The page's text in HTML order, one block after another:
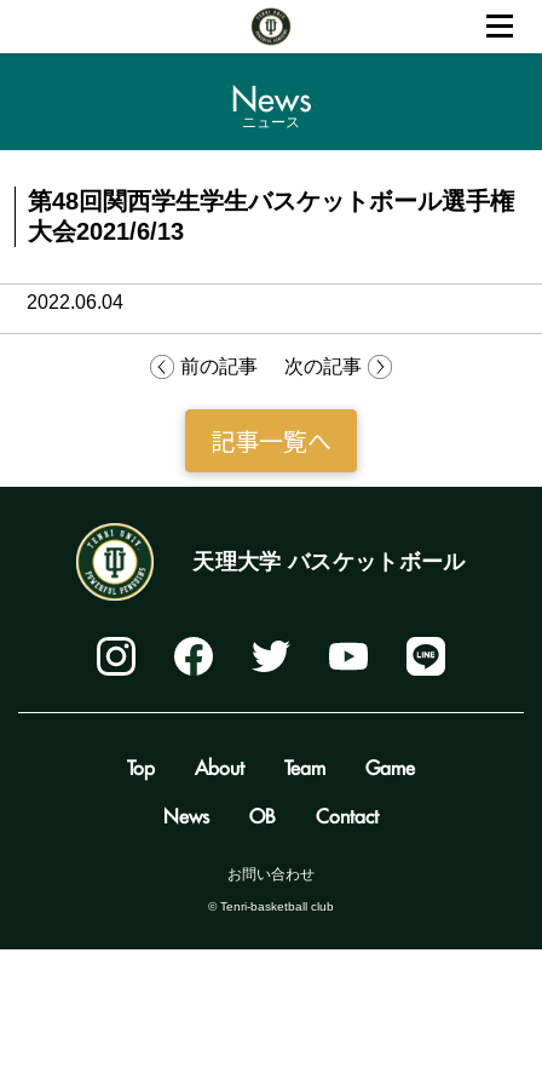
News
ニュース
第48回関西学生学生バスケットボール選手権
大会2021/6/13
2022.06.04
前の記事 次の記事
記事一覧へ
天理大学 バスケットボール
Top About Team Game
News OB Contact
お問い合わせ
©️ Tenri-basketball club